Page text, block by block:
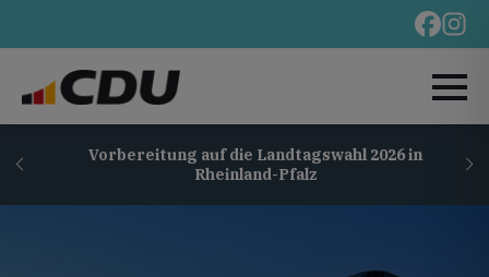
Vorbereitung auf die Landtagswahl 2026 in
Rheinland-Pfalz